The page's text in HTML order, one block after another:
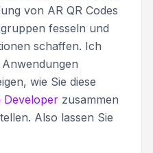
von AR QR Codes
fesseln und
schaffen. Ich
wie Sie diese
Developer zusammen
Also lassen Sie